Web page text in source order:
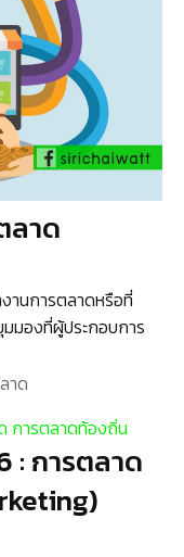
ลาด
านการตลาดหรือที่
มองที่ผู้ประกอบการ
าด
: การตลาด